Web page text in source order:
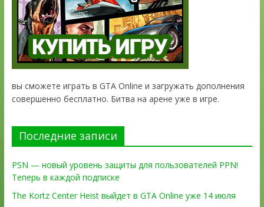
вы сможете играть в GTA Online и загружать дополнения
совершенно бесплатно. Битва на арене уже в игре.
Последние записи
PSN — новый уровень защиты для пользователей PPN!
Теперь в каждой подписке
The Kortz Center Heist выйдет в GTA Online уже 14 июля